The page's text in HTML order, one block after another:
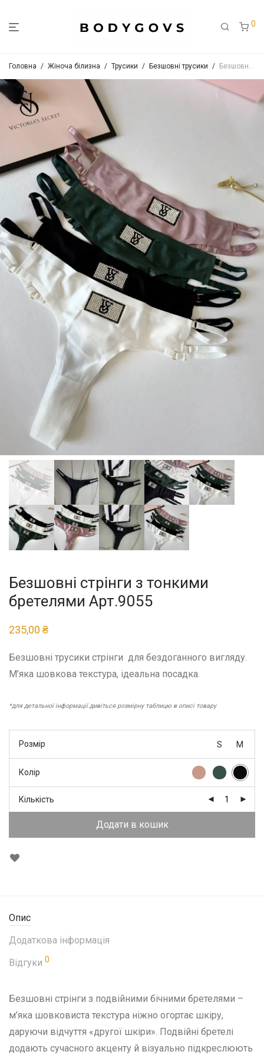
0
Головна / Жіноча білизна / Трусики / Безшовні трусики / Безшовні стрінги з тонкими бретелями Арт.9055
Безшовні стрінги з тонкими
бретелями Арт.9055
235,00 ₴
Безшовні трусики стрінги для бездоганного вигляду.
М’яка шовкова текстура, ідеальна посадка.
*для детальної інформації дивіться розмірну таблицю в описі товару
Розмір S M
Колір
Кількість
Додати в кошик
Опис
Додаткова інформація
Відгуки 0
Безшовні стрінги з подвійними бічними бретелями –
м’яка шовковиста текстура ніжно огортає шкіру,
даруючи відчуття «другої шкіри». Подвійні бретелі
додають сучасного акценту й візуально підкреслюють